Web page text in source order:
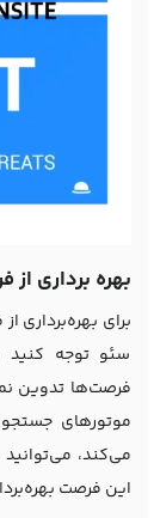
بهره‌ برداری
برای بهره‌برداری
سئو توجه کنید
فرصت‌ها تدوین
موتورهای
می‌کند، می‌توانید
این فرصت